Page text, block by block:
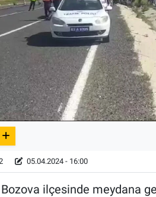
05.04.2024 - 16:00
Bozova ilçesinde meydana